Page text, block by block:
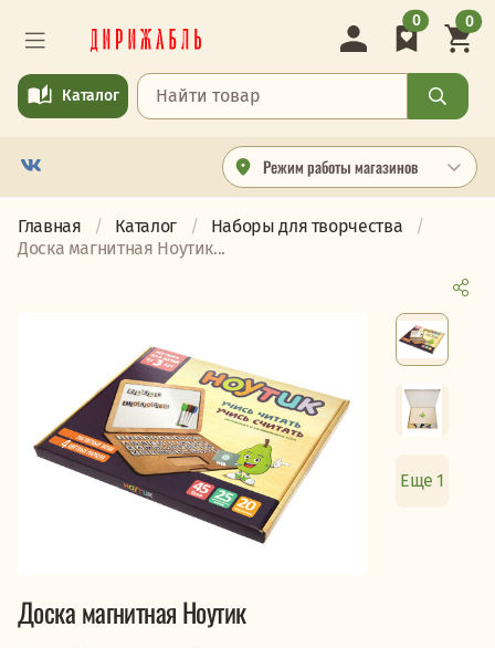
Режим работы магазинов
Каталог
0 0
Главная Каталог
Наборы для творчества
Доска магнитная Ноутик...
Еще 1
Доска магнитная Ноутик